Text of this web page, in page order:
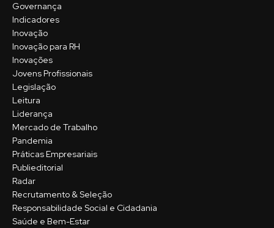
Governança
Indicadores
Inovação
Inovação para RH
Inovações
Jovens Profissionais
Legislação
Leitura
Liderança
Mercado de Trabalho
Pandemia
Práticas Empresariais
Publieditorial
Radar
Recrutamento & Seleção
Responsabilidade Social e Cidadania
Saúde e Bem-Estar